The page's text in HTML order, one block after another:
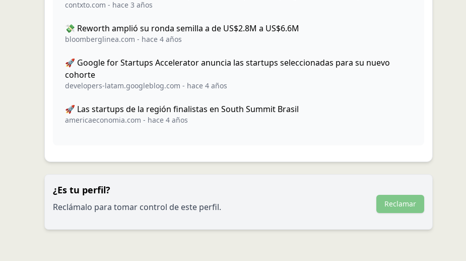
contxto.com - hace 3 años
💸 Reworth amplió su ronda semilla a de US$2.8M a US$6.6M
bloomberglinea.com - hace 4 años
🚀 Google for Startups Accelerator anuncia las startups seleccionadas para su nuevo
cohorte
developers-latam.googleblog.com - hace 4 años
🚀 Las startups de la región finalistas en South Summit Brasil
americaeconomia.com - hace 4 años
¿Es tu perfil?
Reclámalo para tomar control de este perfil. Reclamar